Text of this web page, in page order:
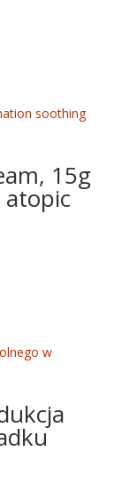
15g